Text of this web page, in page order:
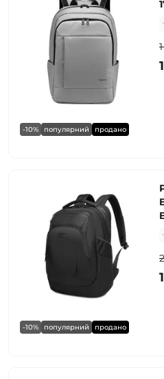
-10% популярний продано
-10% популярний продано